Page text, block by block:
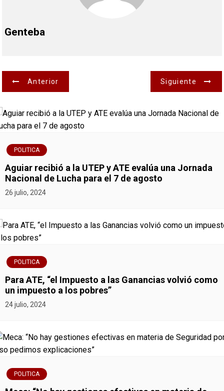
Genteba
N
a
v
e
g
a
i
ó
n
d
e
n
t
Anterior Siguiente
POLITICA
Aguiar recibió a la UTEP y ATE evalúa una Jornada
Nacional de Lucha para el 7 de agosto
26 julio, 2024
POLITICA
Para ATE, “el Impuesto a las Ganancias volvió como
un impuesto a los pobres”
24 julio, 2024
POLITICA